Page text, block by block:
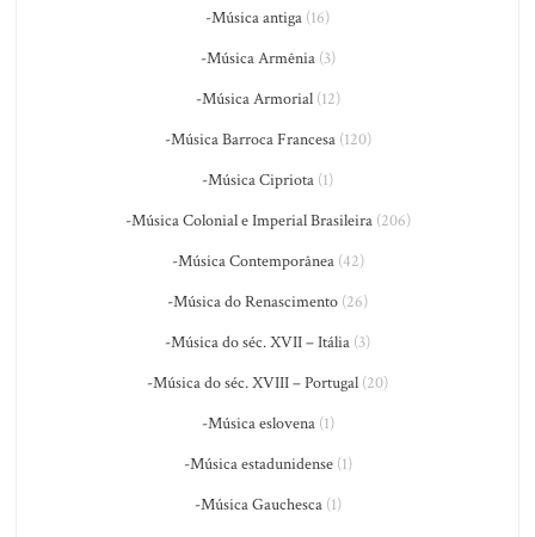
-Música antiga (16)
-Música Armênia(3)
-Música Armorial(12)
-Música Barroca Francesa(120)
-Música Cipriota (1)
-Música Colonial e Imperial Brasileira(206)
-Música Contemporânea(42)
-Música do Renascimento (26)
-Música do séc. XVII – Itália (3)
-Música do séc. XVIII – Portugal (20)
-Música eslovena(1)
-Música estadunidense(1)
-Música Gauchesca(1)